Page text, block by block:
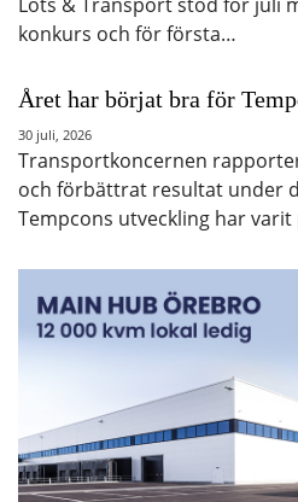
konkurs och för första…
Året har börjat bra för
30 juli, 2026
Transportkoncernen
och förbättrat resultat under
Tempcons utveckling har